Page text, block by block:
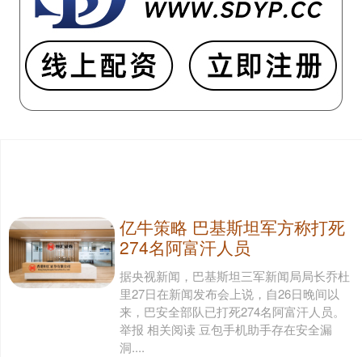
亿牛策略 巴基斯坦军方称打死
274名阿富汗人员
据央视新闻，巴基斯坦三军新闻局局长乔杜
里27日在新闻发布会上说，自26日晚间以
来，巴安全部队已打死274名阿富汗人员。
举报 相关阅读 豆包手机助手存在安全漏
洞....